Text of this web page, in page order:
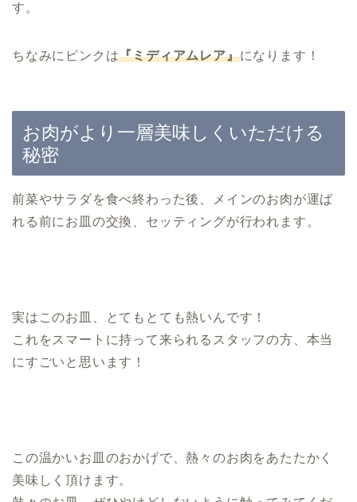
す。
ちなみにピンクは『ミディアムレア』になります！
お肉がより一層美味しくいただける
秘密
前菜やサラダを食べ終わった後、メインのお肉が運ば
れる前にお皿の交換、セッティングが行われます。
実はこのお皿、とてもとても熱いんです！
これをスマートに持って来られるスタッフの方、本当
にすごいと思います！
この温かいお皿のおかげで、熱々のお肉をあたたかく
美味しく頂けます。